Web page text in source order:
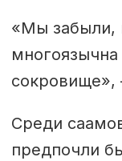
«Мы забыли,
сокровище»,
Среди
предпочли